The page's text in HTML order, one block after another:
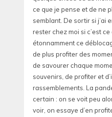
ce que je pense et de ne
semblant. De sortir si j’ai
rester chez moi si c’est
étonnamment ce
de plus profiter des
de savourer chaque
souvenirs, de profiter et
rassemblements. La
certain : on se voit peu
voir, on essaye d’en